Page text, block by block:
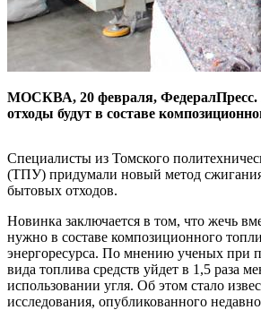
МОСКВА, 20 февраля, ФедералПресс.
отходы будут в составе
Специалисты из Томского
(ТПУ) придумали новый метод
бытовых отходов.
Новинка заключается в том, что жечь
нужно в составе композиционного
энергоресурса. По мнению ученых при
вида топлива средств уйдет в 1,5 раза
использовании угля. Об этом стало
исследования, опубликованного